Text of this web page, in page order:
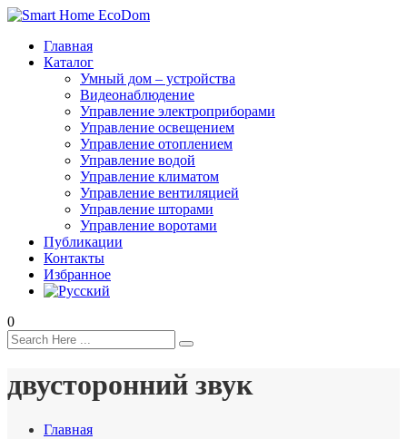
Главная
Каталог
Умный дом – устройства
Видеонаблюдение
Управление электроприборами
Управление освещением
Управление отоплением
Управление водой
Управление климатом
Управление вентиляцией
Управление шторами
Управление воротами
Публикации
Контакты
Избранное
0
двусторонний звук
Главная